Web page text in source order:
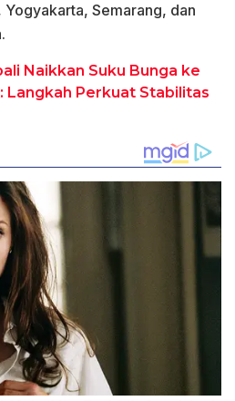
Semarang, dan
Naikkan Suku Bunga ke
Langkah Perkuat Stabilitas